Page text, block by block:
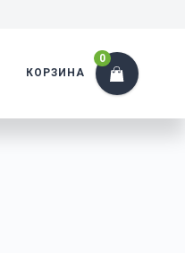
КОРЗИНА
0